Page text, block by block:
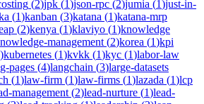
(2)jpk (1)json-rpc (2)jumia (1)just-in-
(1)kanban (3)katana (1)katana-mrp
(2)kenya (1)klaviyo (1)knowledge
management (2)korea (1)kpi
)kubernetes (1)kvkk (1)kyc (1)labor-law
pages (4)langchain (3)large-datasets
(1)law-firm (1)law-firms (1)lazada (1)lcp
management (2)lead-nurture (1)lead-